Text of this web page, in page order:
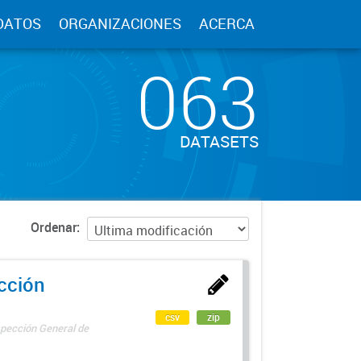
ORGANIZACIONES ACERCA
063
DATASETS
Ordenar
General de
csv zip